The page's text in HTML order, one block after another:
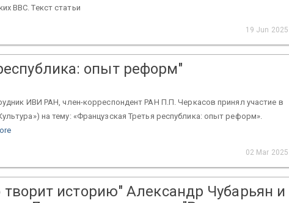
ВВС. Текст статьи
19 Jun 2025
опыт реформ"
ИВИ РАН, член-корреспондент РАН П.П. Черкасов принял участие в
на тему: «Французская Третья республика: опыт реформ».
02 Mar 2025
творит историю" Александр Чубарьян и